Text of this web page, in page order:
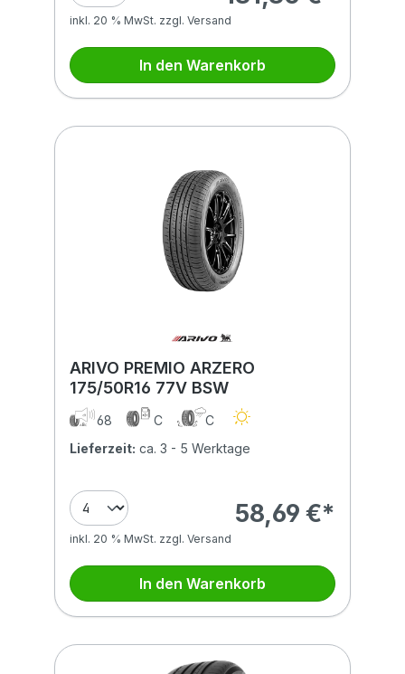
inkl. 20 % MwSt. zzgl. Versand
In den Warenkorb
ARIVO PREMIO ARZERO
175/50R16 77V BSW
68 C
C
Lieferzeit: ca. 3 - 5 Werktage
58,69 €*
inkl. 20 % MwSt. zzgl. Versand
In den Warenkorb